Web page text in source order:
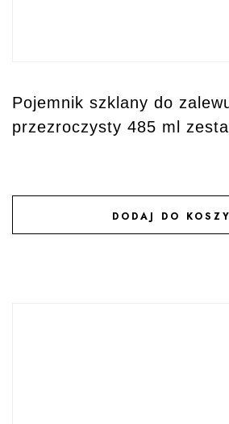
Pojemnik szklany do
przezroczysty 485 ml
DODAJ DO
DODAJ DO